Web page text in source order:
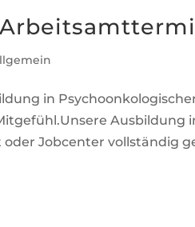
in
Ausbildung
Jobcenter vollständig